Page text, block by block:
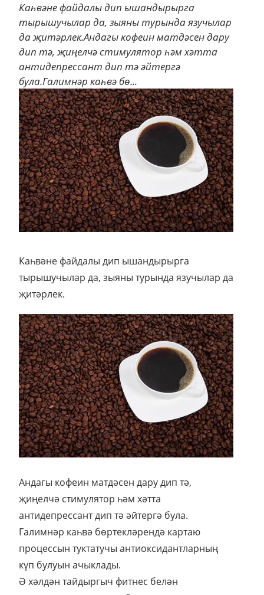
Каһвәне файдалы дип ышандырырга
тырышучылар да, зыяны турында язучылар
да җитәрлек.Андагы кофеин матдәсен дару
дип тә, җиңелчә стимулятор һәм хәтта
антидепрессант дип тә әйтергә
була.Галимнәр каһвә бө...
Каһвәне файдалы дип ышандырырга
тырышучылар да, зыяны турында язучылар да
җитәрлек.
Андагы кофеин матдәсен дару дип тә,
җиңелчә стимулятор һәм хәтта
антидепрессант дип тә әйтергә була.
Галимнәр каһвә бөртекләрендә картаю
процессын туктатучы антиоксидантларның
күп булуын ачыклады.
Ә хәлдән тайдыргыч фитнес белән